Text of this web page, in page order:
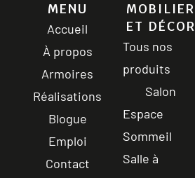
MENU
Accueil
À propos
Armoires
Réalisations
Blogue
Emploi
Contact
MOBILIER
ET DÉCOR
Tous nos
produits
Salon
Espace
Sommeil
Salle à